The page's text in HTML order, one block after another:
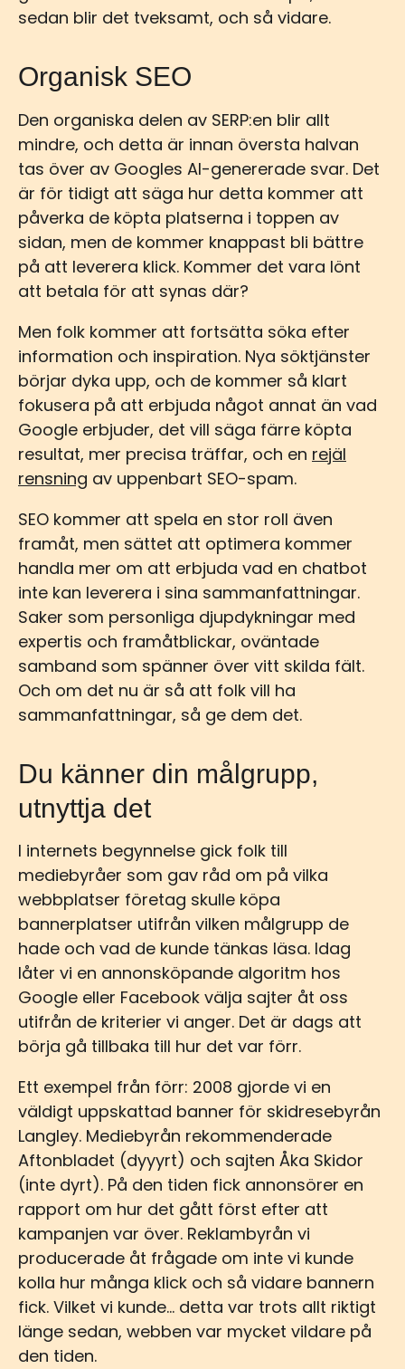
sedan blir det tveksamt, och så vidare.
Organisk SEO
Den organiska delen av SERP:en blir allt
mindre, och detta är innan översta halvan
tas över av Googles AI-genererade svar. Det
är för tidigt att säga hur detta kommer att
påverka de köpta platserna i toppen av
sidan, men de kommer knappast bli bättre
på att leverera klick. Kommer det vara lönt
att betala för att synas där?
Men folk kommer att fortsätta söka efter
information och inspiration. Nya söktjänster
börjar dyka upp, och de kommer så klart
fokusera på att erbjuda något annat än vad
Google erbjuder, det vill säga färre köpta
resultat, mer precisa träffar, och en rejäl
rensning av uppenbart SEO-spam.
SEO kommer att spela en stor roll även
framåt, men sättet att optimera kommer
handla mer om att erbjuda vad en chatbot
inte kan leverera i sina sammanfattningar.
Saker som personliga djupdykningar med
expertis och framåtblickar, oväntade
samband som spänner över vitt skilda fält.
Och om det nu är så att folk vill ha
sammanfattningar, så ge dem det.
Du känner din målgrupp,
utnyttja det
I internets begynnelse gick folk till
mediebyråer som gav råd om på vilka
webbplatser företag skulle köpa
bannerplatser utifrån vilken målgrupp de
hade och vad de kunde tänkas läsa. Idag
låter vi en annonsköpande algoritm hos
Google eller Facebook välja sajter åt oss
utifrån de kriterier vi anger. Det är dags att
börja gå tillbaka till hur det var förr.
Ett exempel från förr: 2008 gjorde vi en
väldigt uppskattad banner för skidresebyrån
Langley. Mediebyrån rekommenderade
Aftonbladet (dyyyrt) och sajten Åka Skidor
(inte dyrt). På den tiden fick annonsörer en
rapport om hur det gått först efter att
kampanjen var över. Reklambyrån vi
producerade åt frågade om inte vi kunde
kolla hur många klick och så vidare bannern
fick. Vilket vi kunde… detta var trots allt riktigt
länge sedan, webben var mycket vildare på
den tiden.